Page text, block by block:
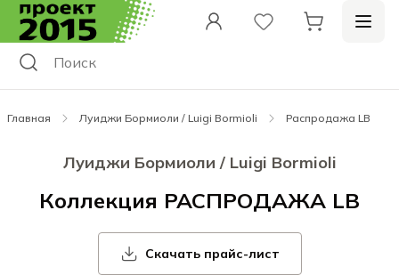
Главная Луиджи Бормиоли / Luigi Bormioli Распродажа LB
Луиджи Бормиоли / Luigi Bormioli
Коллекция РАСПРОДАЖА LB
Скачать прайс-лист